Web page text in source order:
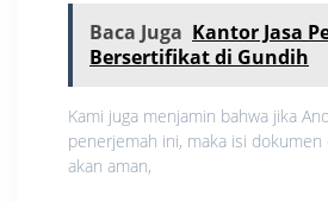
Baca Juga Kantor Jasa
Bersertifikat di Gundih
Kami juga menjamin bahwa jika
penerjemah ini, maka isi dokumen
akan aman,